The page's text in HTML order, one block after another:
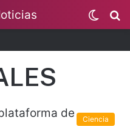
Switch
skin
Ciencia